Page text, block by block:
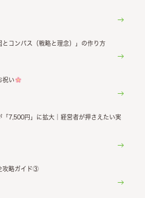
コンパス（戦略と理念）」の作り方
祝い
7,500円」に拡大｜経営者が押さえたい実
攻略ガイド③